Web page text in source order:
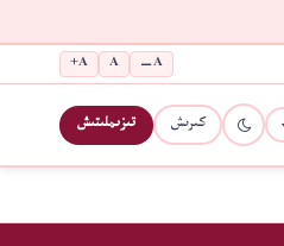
A−
A
A+
كىرىش تىزىملىتىش